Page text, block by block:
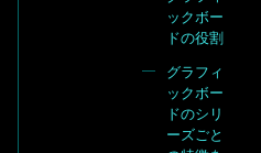
ックボー
ドの役割
グラフィ
ックボー
ドのシリ
ーズごと